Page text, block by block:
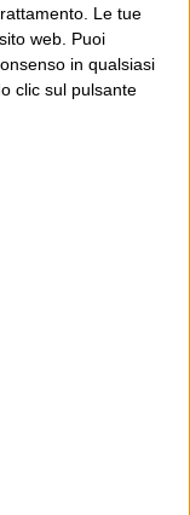
Le tue
web. Puoi
in qualsiasi
clic sul pulsante